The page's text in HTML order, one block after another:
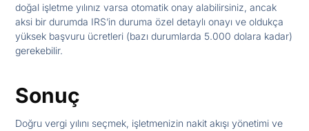
doğal işletme yılınız varsa otomatik onay alabilirsiniz, ancak
aksi bir durumda IRS’in duruma özel detaylı onayı ve oldukça
yüksek başvuru ücretleri (bazı durumlarda 5.000 dolara kadar)
gerekebilir.
Sonuç
Doğru vergi yılını seçmek, işletmenizin nakit akışı yönetimi ve